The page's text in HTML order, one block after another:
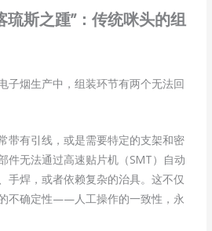
琉斯之踵”：传统咪头的组
子烟生产中，组装环节有两个无法回
带有引线，或是需要特定的支架和密
件无法通过高速贴片机（SMT）自动
手焊，或者依赖复杂的治具。这不仅
不确定性——人工操作的一致性，永